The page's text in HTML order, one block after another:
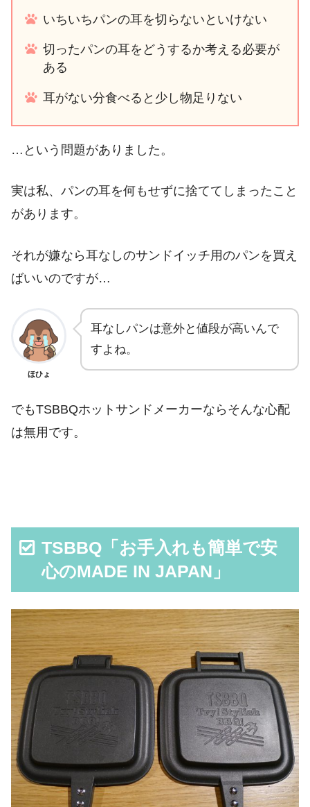
いちいちパンの耳を切らないといけない
切ったパンの耳をどうするか考える必要が
ある
耳がない分食べると少し物足りない
…という問題がありました。
実は私、パンの耳を何もせずに捨ててしまったこと
があります。
それが嫌なら耳なしのサンドイッチ用のパンを買え
ばいいのですが…
ほひょ
耳なしパンは意外と値段が高いんで
すよね。
でもTSBBQホットサンドメーカーならそんな心配
は無用です。
TSBBQ「お手入れも簡単で安
心のMADE IN JAPAN」